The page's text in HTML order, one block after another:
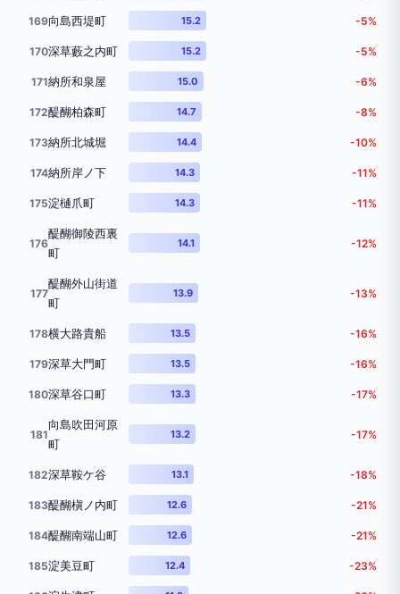
169向島西堤町 15.2 -5%
170深草藪之内町 15.2 -5%
171納所和泉屋 15.0 -6%
172醍醐柏森町 14.7 -8%
173納所北城堀 14.4 -10%
174納所岸ノ下 14.3 -11%
175淀樋爪町 14.3 -11%
176
醍醐御陵西裏
町
14.1 -12%
177
醍醐外山街道
町
13.9 -13%
178横大路貴船 13.5 -16%
179深草大門町 13.5 -16%
180深草谷口町 13.3 -17%
181
向島吹田河原
町
13.2 -17%
182深草鞍ケ谷 13.1 -18%
183醍醐槇ノ内町 12.6 -21%
184醍醐南端山町 12.6 -21%
185淀美豆町 12.4 -23%